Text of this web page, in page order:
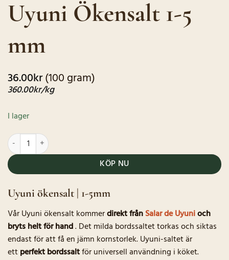
baserat på
kundrecensioner
Uyuni Ökensalt 1-5
mm
36.00kr(100 gram)
360.00kr/kg
I lager
Uyuni Ökensalt 1-5 mm mängd
KÖP NU
Uyuni ökensalt | 1-5mm
Vår Uyuni ökensalt kommerdirekt frånSalar de Uyunioch
bryts helt för hand. Det milda bordssaltet torkas och siktas
endast för att få en jämn kornstorlek. Uyuni-saltet är
ettperfekt bordssaltför universell användning i köket.